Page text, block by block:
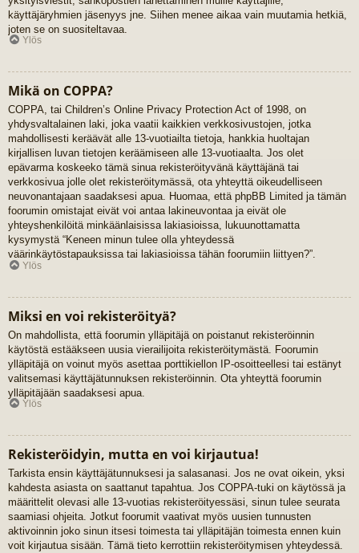
käyttäjäryhmien jäsenyys jne. Siihen menee aikaa vain muutamia hetkiä,
joten se on suositeltavaa.
Ylös
Mikä on COPPA?
COPPA, tai Children’s Online Privacy Protection Act of 1998, on
yhdysvaltalainen laki, joka vaatii kaikkien verkkosivustojen, jotka
mahdollisesti keräävät alle 13-vuotiailta tietoja, hankkia huoltajan
kirjallisen luvan tietojen keräämiseen alle 13-vuotiaalta. Jos olet
epävarma koskeeko tämä sinua rekisteröityvänä käyttäjänä tai
verkkosivua jolle olet rekisteröitymässä, ota yhteyttä oikeudelliseen
neuvonantajaan saadaksesi apua. Huomaa, että phpBB Limited ja tämän
foorumin omistajat eivät voi antaa lakineuvontaa ja eivät ole
yhteyshenkilöitä minkäänlaisissa lakiasioissa, lukuunottamatta
kysymystä “Keneen minun tulee olla yhteydessä
väärinkäytöstapauksissa tai lakiasioissa tähän foorumiin liittyen?”.
Ylös
Miksi en voi rekisteröityä?
On mahdollista, että foorumin ylläpitäjä on poistanut rekisteröinnin
käytöstä estääkseen uusia vierailijoita rekisteröitymästä. Foorumin
ylläpitäjä on voinut myös asettaa porttikiellon IP-osoitteellesi tai estänyt
valitsemasi käyttäjätunnuksen rekisteröinnin. Ota yhteyttä foorumin
ylläpitäjään saadaksesi apua.
Ylös
Rekisteröidyin, mutta en voi kirjautua!
Tarkista ensin käyttäjätunnuksesi ja salasanasi. Jos ne ovat oikein, yksi
kahdesta asiasta on saattanut tapahtua. Jos COPPA-tuki on käytössä ja
määrittelit olevasi alle 13-vuotias rekisteröityessäsi, sinun tulee seurata
saamiasi ohjeita. Jotkut foorumit vaativat myös uusien tunnusten
aktivoinnin joko sinun itsesi toimesta tai ylläpitäjän toimesta ennen kuin
voit kirjautua sisään. Tämä tieto kerrottiin rekisteröitymisen yhteydessä.